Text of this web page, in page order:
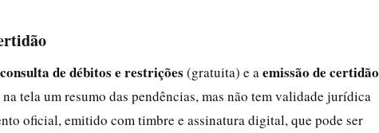
consulta de débitos e restrições (gratuita) e a emissão de certidão
tela um resumo das pendências, mas não tem validade jurídica
oficial, emitido com timbre e assinatura digital, que pode ser